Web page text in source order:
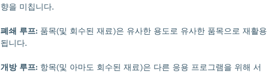
향을 미칩니다.
폐쇄 루프: 품목(및 회수된 재료)은 유사한 용도로 유사한 품목으로 재활용
됩니다.
개방 루프: 항목(및 아마도 회수된 재료)은 다른 응용 프로그램을 위해 서